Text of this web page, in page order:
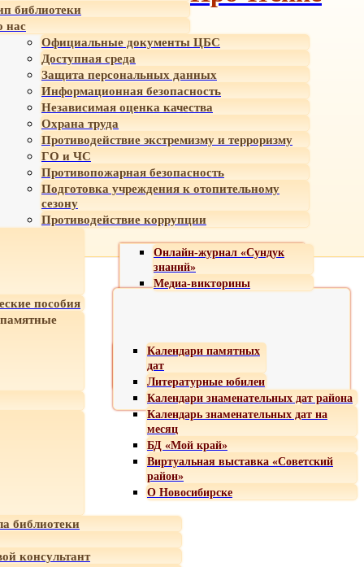
библиотеки
нас
Официальные документы ЦБС
Доступная среда
Защита персональных данных
Информационная безопасность
Независимая оценка качества
Охрана труда
Противодействие экстремизму и терроризму
ГО и ЧС
Противопожарная безопасность
Подготовка учреждения к отопительному
сезону
Противодействие коррупции
Онлайн-журнал «Сундук
знаний»
Медиа-викторины
пособия
Календари памятных
дат
Литературные юбилеи
Календари знаменательных дат района
Календарь знаменательных дат на
месяц
БД «Мой край»
Виртуальная выставка «Советский
район»
О Новосибирске
библиотеки
консультант